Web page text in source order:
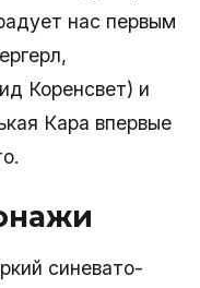
нас первым
Коренсвет) и
Кара впервые
синевато-